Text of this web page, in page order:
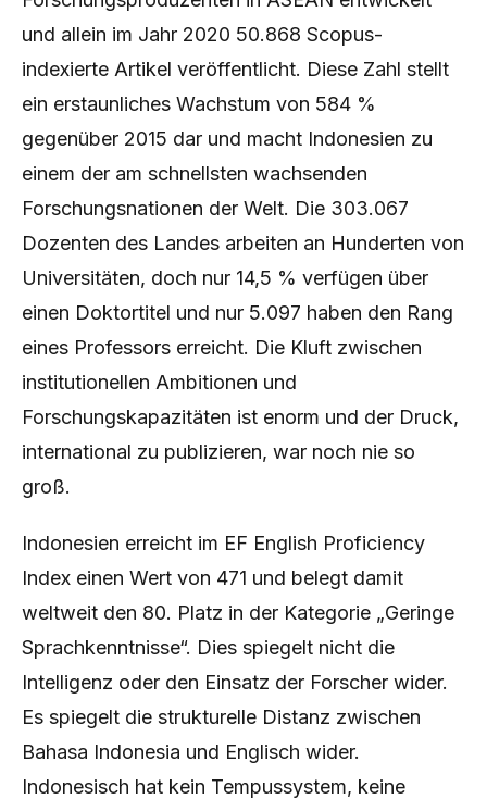
und allein im Jahr 2020 50.868 Scopus-
indexierte Artikel veröffentlicht. Diese Zahl stellt
ein erstaunliches Wachstum von 584 %
gegenüber 2015 dar und macht Indonesien zu
einem der am schnellsten wachsenden
Forschungsnationen der Welt. Die 303.067
Dozenten des Landes arbeiten an Hunderten von
Universitäten, doch nur 14,5 % verfügen über
einen Doktortitel und nur 5.097 haben den Rang
eines Professors erreicht. Die Kluft zwischen
institutionellen Ambitionen und
Forschungskapazitäten ist enorm und der Druck,
international zu publizieren, war noch nie so
groß.
Indonesien erreicht im EF English Proficiency
Index einen Wert von 471 und belegt damit
weltweit den 80. Platz in der Kategorie „Geringe
Sprachkenntnisse“. Dies spiegelt nicht die
Intelligenz oder den Einsatz der Forscher wider.
Es spiegelt die strukturelle Distanz zwischen
Bahasa Indonesia und Englisch wider.
Indonesisch hat kein Tempussystem, keine